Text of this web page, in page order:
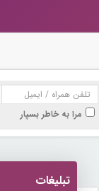
مرا به خاطر بسپار
تبلیغات